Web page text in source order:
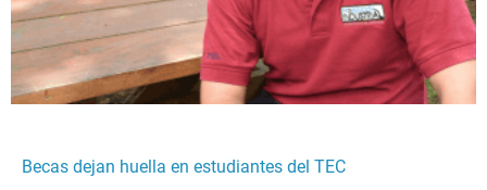
Becas dejan huella en estudiantes del TEC